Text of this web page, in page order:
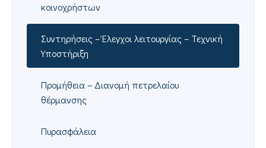
κοινοχρήστων
Συντηρήσεις – Έλεγχοι λειτουργίας – Τεχνική
Υποστήριξη
Προμήθεια – Διανομή πετρελαίου
θέρμανσης
Πυρασφάλεια